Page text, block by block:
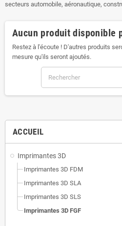
ACCUEIL
Imprimantes 3D
Imprimantes 3D FDM
Imprimantes 3D SLA
Imprimantes 3D SLS
Imprimantes 3D FGF
secteurs automobile, aéronautique,
Aucun produit disponible
Restez à l'écoute ! D'autres produits
mesure qu'ils seront ajoutés.